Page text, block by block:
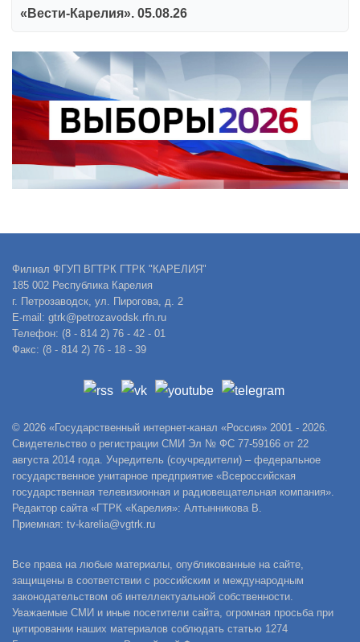
«Вести-Карелия». 05.08.26
Филиал ФГУП ВГТРК ГТРК "КАРЕЛИЯ"
185 002 Республика Карелия
г. Петрозаводск, ул. Пирогова, д. 2
E-mail: gtrk@petrozavodsk.rfn.ru
Телефон: (8 - 814 2) 76 - 42 - 01
Факс: (8 - 814 2) 76 - 18 - 39
© 2026 «Государственный интернет-канал «Россия» 2001 - 2026.
Свидетельство о регистрации СМИ Эл № ФС 77-59166 от 22
августа 2014 года. Учредитель (соучредители) – федеральное
государственное унитарное предприятие «Всероссийская
государственная телевизионная и радиовещательная компания».
Редактор сайта «ГТРК «Карелия»: Алтынникова В.
Приемная: tv-karelia@vgtrk.ru
Все права на любые материалы, опубликованные на сайте,
защищены в соответствии с российским и международным
законодательством об интеллектуальной собственности.
Уважаемые СМИ и иные посетители сайта, огромная просьба при
цитировании наших материалов соблюдать статью 1274